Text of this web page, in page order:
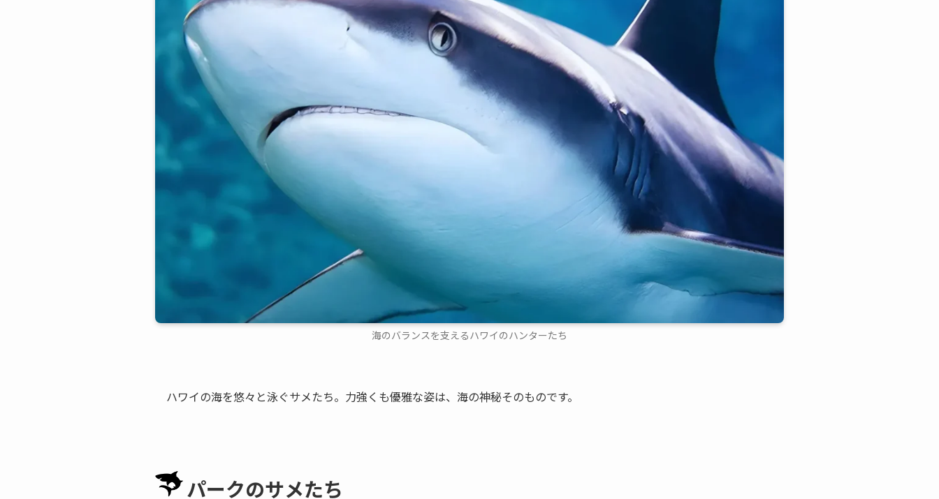
海のバランスを支えるハワイのハンターたち
ハワイの海を悠々と泳ぐサメたち。力強くも優雅な姿は、海の神秘そのものです。
パークのサメたち